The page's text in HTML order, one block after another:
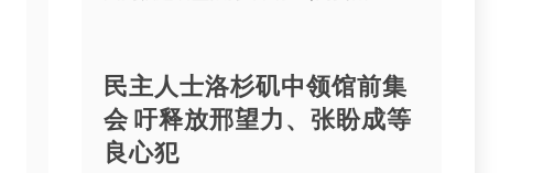
民主人士洛杉矶中领馆前集
会 吁释放邢望力、张盼成等
良心犯